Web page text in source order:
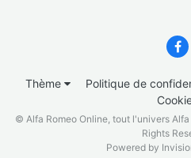
Thème Politique de
© Alfa Romeo Online, tout l'univers
Rights
Powered by